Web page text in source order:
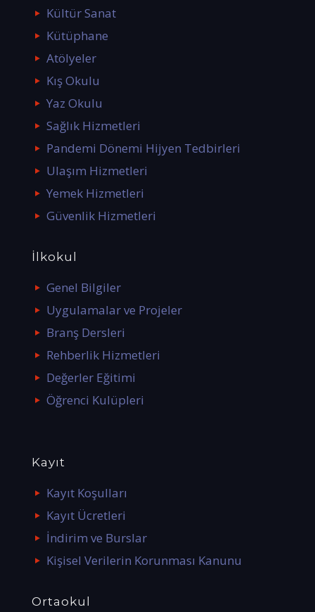
Kültür Sanat
Kütüphane
Atölyeler
Kış Okulu
Yaz Okulu
Sağlık Hizmetleri
Pandemi Dönemi Hijyen Tedbirleri
Ulaşım Hizmetleri
Yemek Hizmetleri
Güvenlik Hizmetleri
İlkokul
Genel Bilgiler
Uygulamalar ve Projeler
Branş Dersleri
Rehberlik Hizmetleri
Değerler Eğitimi
Öğrenci Kulüpleri
Kayıt
Kayıt Koşulları
Kayıt Ücretleri
İndirim ve Burslar
Kişisel Verilerin Korunması Kanunu
Ortaokul